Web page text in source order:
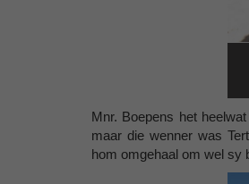
Mnr. Boepens het
maar die wenner was
hom omgehaal om wel sy